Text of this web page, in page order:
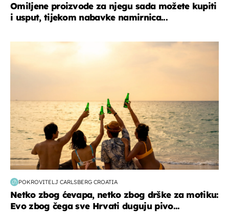
Omiljene proizvode za njegu sada možete kupiti
i usput, tijekom nabavke namirnica...
POKROVITELJ CARLSBERG CROATIA
Netko zbog ćevapa, netko zbog drške za motiku:
Evo zbog čega sve Hrvati duguju pivo...